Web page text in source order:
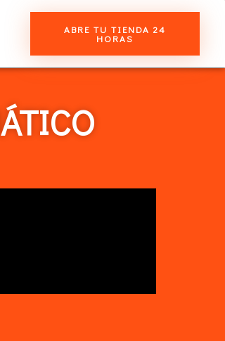
ABRE TU TIENDA 24
HORAS